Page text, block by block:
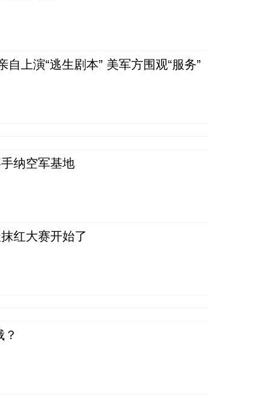
上演“逃生剧本” 美军方围观“服务”
纳空军基地
红大赛开始了